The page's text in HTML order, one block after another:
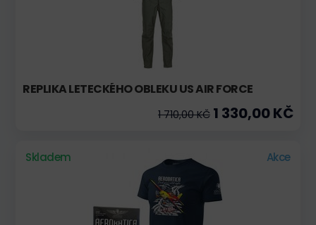
REPLIKA LETECKÉHO OBLEKU US AIR FORCE
1 710,00 KČ 1 330,00 KČ
Skladem Akce